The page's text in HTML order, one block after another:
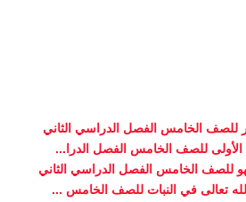
الخامس الفصل الدراسي الثاني
للصف الخامس الفصل الدرا...
الخامس الفصل الدراسي الثاني
تعالى في النبات للصف الخامس ...